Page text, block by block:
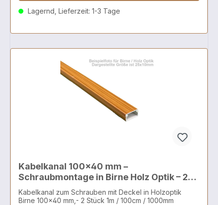
Lagernd, Lieferzeit: 1-3 Tage
Kabelkanal 100x40 mm –
Schraubmontage in Birne Holz Optik – 2x1
Meter
Kabelkanal zum Schrauben mit Deckel in Holzoptik
Birne 100x40 mm,- 2 Stück 1m / 100cm / 1000mm